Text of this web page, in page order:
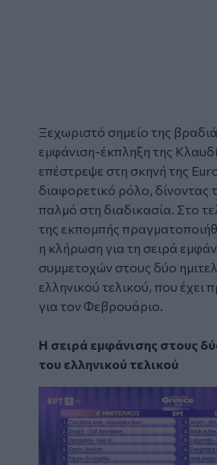
Ξεχωριστό σημείο της
εμφάνιση-έκπληξη της
επέστρεψε στη σκηνή της
διαφορετικό ρόλο, δίνοντας
παλμό στη διαδικασία. Στο
της εκπομπής
η κλήρωση για τη σειρά
συμμετοχών στους δύο
ελληνικού τελικού, που έχει
για τον Φεβρουάριο.
H σειρά εμφάνισης στους
του ελληνικού τελικού